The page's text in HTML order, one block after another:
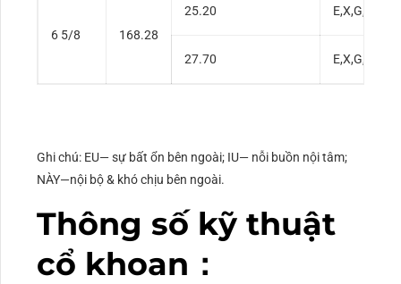
6 5/8 168.28
25.20 E,X,G,S
27.70 E,X,G,S
Ghi chú: EU— sự bất ổn bên ngoài; IU— nỗi buồn nội tâm;
NÀY—nội bộ & khó chịu bên ngoài.
Thông số kỹ thuật
cổ khoan：